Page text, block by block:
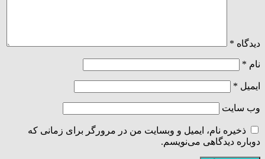
دیدگاه *
نام *
ایمیل *
وب‌ سایت
ذخیره نام، ایمیل و وبسایت من در مرورگر برای زمانی که
دوباره دیدگاهی می‌نویسم.